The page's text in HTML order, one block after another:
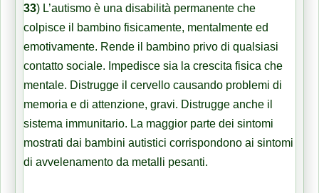
33) L’autismo è una disabilità permanente che
colpisce il bambino fisicamente, mentalmente ed
emotivamente. Rende il bambino privo di qualsiasi
contatto sociale. Impedisce sia la crescita fisica che
mentale. Distrugge il cervello causando problemi di
memoria e di attenzione, gravi. Distrugge anche il
sistema immunitario. La maggior parte dei sintomi
mostrati dai bambini autistici corrispondono ai sintomi
di avvelenamento da metalli pesanti.